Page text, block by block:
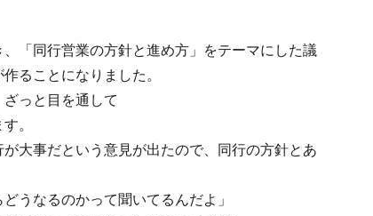
「同行営業の方針と進め方」をテーマにした議
ることになりました。
っと目を通して
。
が大事だという意見が出たので、同行の方針とあ
うなるのかって聞いてるんだよ」